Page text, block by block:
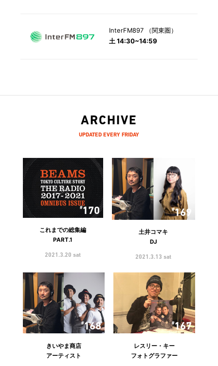
InterFM897 （関東圏）
土 14:30~14:59
ARCHIVE
UPDATED EVERY FRIDAY
170
これまでの総集編
PART.1
2021.3.20 sat
169
土井コマキ
DJ
2021.3.13 sat
168
きいやま商店
アーティスト
167
レスリー・キー
フォトグラファー